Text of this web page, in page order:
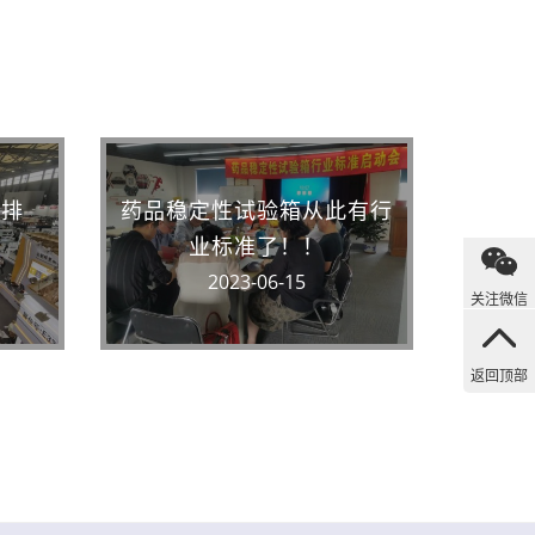
药品稳定性试验箱从此有行
业标准了！！
2023-06-15
关注微信
返回顶部